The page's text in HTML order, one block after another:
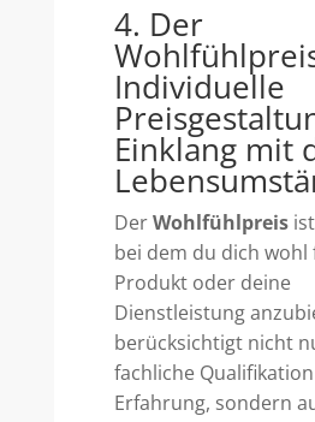
4. Der
Individuelle
Einklang mit
DerWohlfühlpreisist
bei dem du dich wohl
Produkt oder deine
Dienstleistung
berücksichtigt nicht
fachliche
Erfahrung, sondern